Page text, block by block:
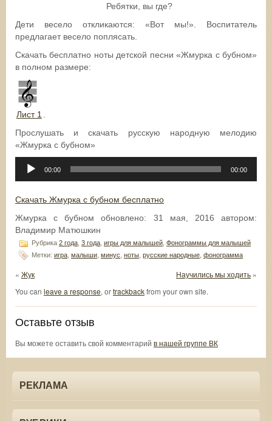
Ребятки, вы где?
Дети весело откликаются: «Вот мы!». Воспитатель
предлагает весело поплясать.
Скачать бесплатно ноты детской песни «Жмурка с бубном»
в полном размере:
Лист 1
Прослушать и скачать русскую народную мелодию
«Жмурка с бубном»
Аудиоплеер
00:00 00:00
Скачать Жмурка с бубном бесплатно
Жмурка с бубном обновлено: 31 мая, 2016 автором:
Владимир Матюшкин
Рубрика 2 года 3 года игры для малышей Фонограммы для малышей
Метки: игра малыши минус ноты русские народные фонограмма
« Жук Научились мы ходить »
You can leave a response, ortrackbackfrom your own site.
Оставьте отзыв
Вы можете оставить свой комментарий в нашей группе ВК
РЕКЛАМА